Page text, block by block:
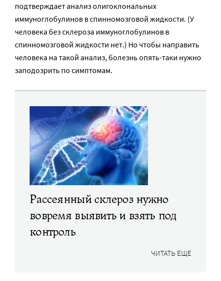
подтверждает анализ олигоклональных
иммуноглобулинов в спинномозговой жидкости. (У
человека без склероза иммуноглобулинов в
спинномозговой жидкости нет.) Но чтобы направить
человека на такой анализ, болезнь опять-таки нужно
заподозрить по симптомам.
Рассеянный склероз нужно
вовремя выявить и взять под
контроль
ЧИТАТЬ ЕЩЕ